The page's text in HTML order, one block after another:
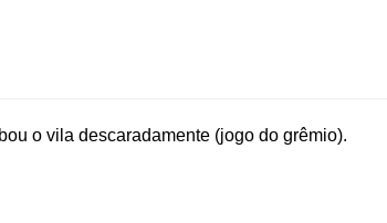
o vila descaradamente (jogo do grêmio).